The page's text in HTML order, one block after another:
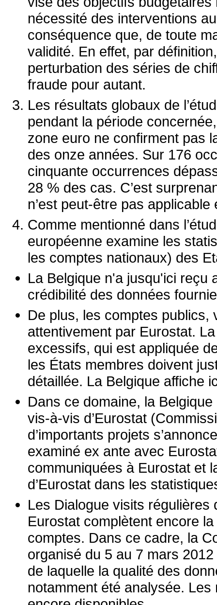
nécessité des interventions
conséquence que, de toute
validité. En effet, par
perturbation des séries de
fraude pour autant.
Les résultats globaux de
pendant la période
zone euro ne confirment pas
des onze années. Sur 176
cinquante occurrences
28 % des cas. C’est
n’est peut-être pas applicable
Comme mentionné dans
européenne examine les
les comptes nationaux) des
La Belgique n'a jusqu'ici reçu
crédibilité des données
De plus, les comptes
attentivement par Eurostat.
excessifs, qui est appliquée
les États membres doivent
détaillée. La Belgique affiche
Dans ce domaine, la
vis-à-vis d’Eurostat
d’importants projets
examiné ex ante avec
communiquées à Eurostat et
d’Eurostat dans les
Les Dialogue visits
Eurostat complètent encore
comptes. Dans ce cadre, la
organisé du 5 au 7 mars
de laquelle la qualité des
notamment été analysée.